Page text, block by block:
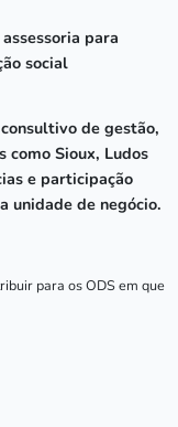
para
social
de gestão,
como Sioux, Ludos
e participação
unidade de negócio.
para os ODS em que